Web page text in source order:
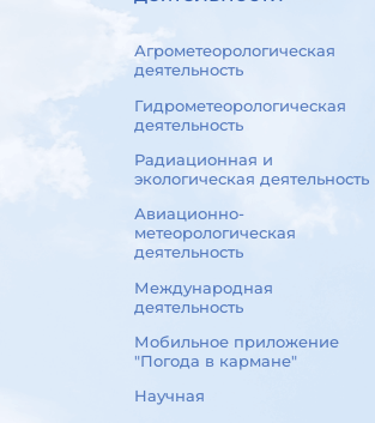
Агрометеорологическая
деятельность
Гидрометеорологическая
деятельность
Радиационная и
экологическая деятельность
Авиационно-
метеорологическая
деятельность
Международная
деятельность
Мобильное приложение
"Погода в кармане"
Научная